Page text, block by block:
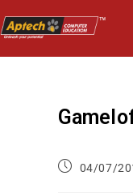
04/07/